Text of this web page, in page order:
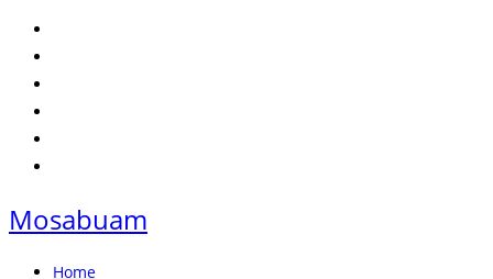
Zum
Inhalt
springen
Mosabuam
Home